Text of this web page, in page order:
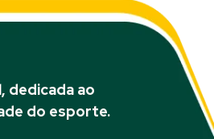
dedicada ao
do esporte.